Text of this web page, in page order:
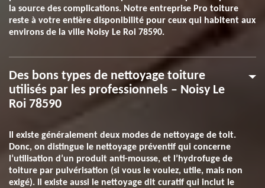
la source des complications. Notre entreprise Pro toiture
reste à votre entière disponibilité pour ceux qui habitent aux
environs de la ville Noisy Le Roi 78590.
Des bons types de nettoyage toiture
utilisés par les professionnels – Noisy Le
Roi 78590
Il existe généralement deux modes de nettoyage de toit.
Donc, on distingue le nettoyage préventif qui concerne
l’utilisation d’un produit anti-mousse, et l’hydrofuge de
toiture par pulvérisation (si vous le voulez, utile, mais non
exigé). Il existe aussi le nettoyage dit curatif qui inclut le